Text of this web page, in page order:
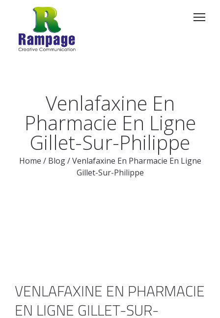
Venlafaxine En
Pharmacie En Ligne
Gillet-Sur-Philippe
Home / Blog /Venlafaxine En Pharmacie En Ligne
Gillet-Sur-Philippe
VENLAFAXINE EN PHARMACIE
EN LIGNE GILLET-SUR-